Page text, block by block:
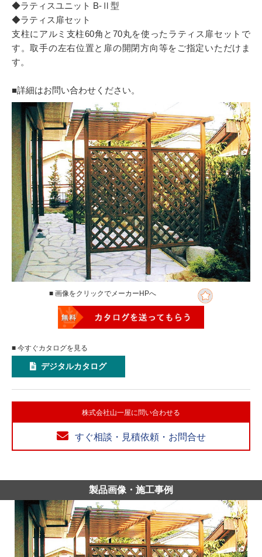
◆ラティスユニット B-Ⅱ型
◆ラティス扉セット
支柱にアルミ支柱60角と70丸を使ったラティス扉セットで
す。取手の左右位置と扉の開閉方向等をご指定いただけま
す。
■詳細はお問い合わせください。
■ 画像をクリックでメーカーHPへ
■ 今すぐカタログを見る
デジタルカタログ
株式会社山一屋に問い合わせる
すぐ相談・見積依頼・お問合せ
製品画像・施工事例